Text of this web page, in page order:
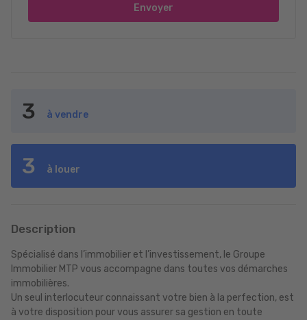
Envoyer
3 à vendre
3 à louer
Description
Spécialisé dans l’immobilier et l’investissement, le Groupe
Immobilier MTP vous accompagne dans toutes vos démarches
immobilières.
Un seul interlocuteur connaissant votre bien à la perfection, est
à votre disposition pour vous assurer sa gestion en toute